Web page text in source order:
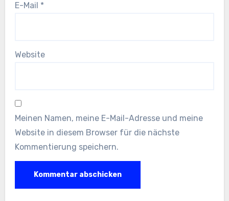
E-Mail *
Website
Meinen Namen, meine E-Mail-Adresse und meine
Website in diesem Browser für die nächste
Kommentierung speichern.